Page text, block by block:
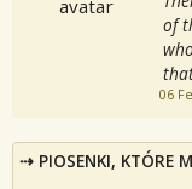
of
06
PIOSENKI, KTÓRE